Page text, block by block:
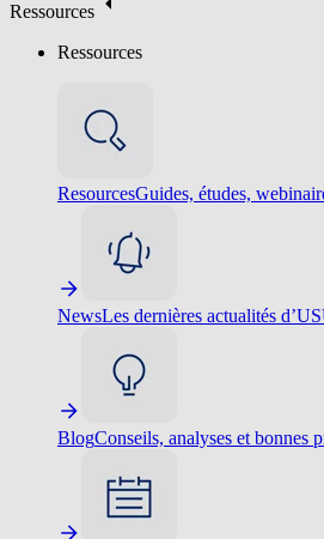
Ressources
Ressources
ResourcesGuides, études,
NewsLes dernières actualités
BlogConseils, analyses et bonnes